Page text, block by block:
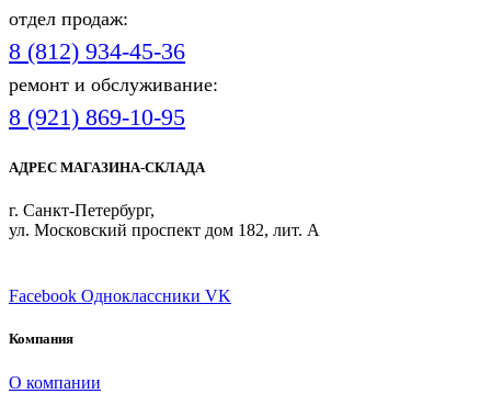
отдел продаж:
8 (812) 934-45-36
ремонт и обслуживание:
8 (921) 869-10-95
АДРЕС МАГАЗИНА-СКЛАДА
г. Санкт-Петербург,
ул. Московский проспект дом 182, лит. А
Facebook Одноклассники VK
Компания
О компании